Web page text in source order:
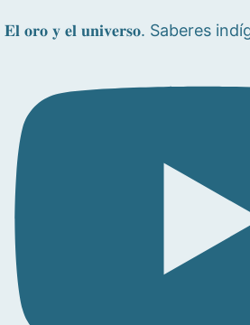
𝐄𝐥 𝐨𝐫𝐨 𝐲 𝐞𝐥 𝐮𝐧𝐢𝐯𝐞𝐫𝐬𝐨. Saberes